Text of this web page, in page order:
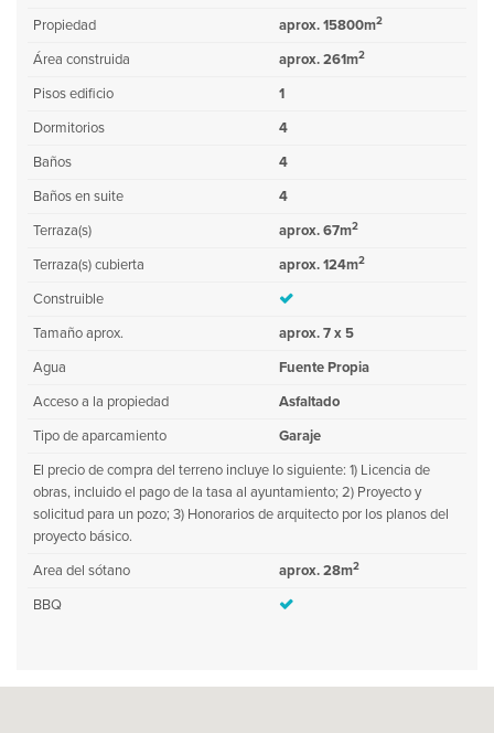
Propiedad aprox. 15800m2
Área construida aprox. 261m2
Pisos edificio
1
Dormitorios
4
Baños
4
Baños en suite
4
Terraza(s)
aprox. 67m2
Terraza(s) cubierta aprox. 124m2
Construible
Tamaño aprox.
aprox. 7 x 5
Agua
Fuente Propia
Acceso a la propiedad
Asfaltado
Tipo de aparcamiento
Garaje
El precio de compra del terreno incluye lo siguiente: 1) Licencia de
obras, incluido el pago de la tasa al ayuntamiento; 2) Proyecto y
solicitud para un pozo; 3) Honorarios de arquitecto por los planos del
proyecto básico.
Area del sótano
aprox. 28m2
BBQ